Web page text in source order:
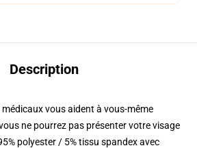
Description
vous aident à vous-même
ne pourrez pas présenter votre visage
polyester / 5% tissu spandex avec